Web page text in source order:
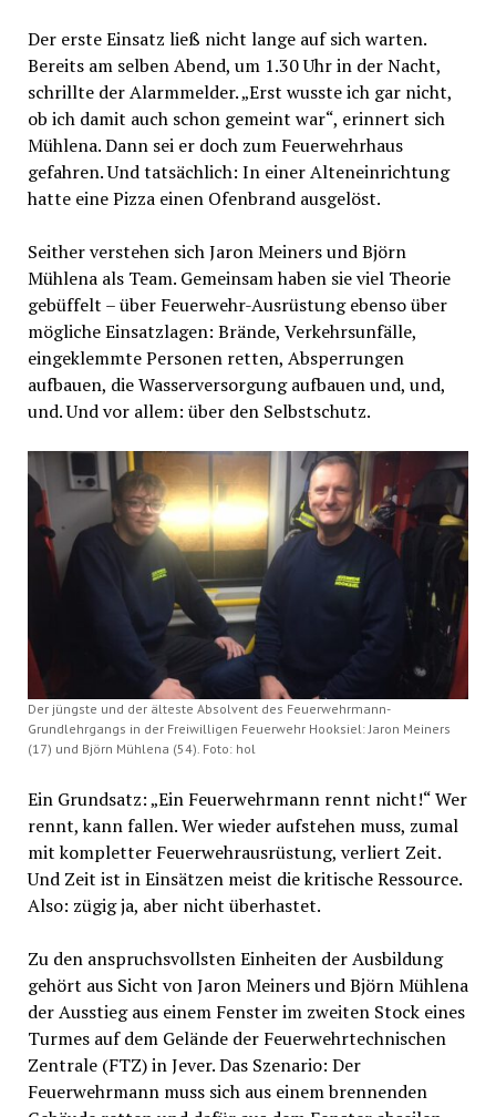
Der erste Einsatz ließ nicht lange auf sich warten.
Bereits am selben Abend, um 1.30 Uhr in der Nacht,
schrillte der Alarmmelder. „Erst wusste ich gar nicht,
ob ich damit auch schon gemeint war“, erinnert sich
Mühlena. Dann sei er doch zum Feuerwehrhaus
gefahren. Und tatsächlich: In einer Alteneinrichtung
hatte eine Pizza einen Ofenbrand ausgelöst.
Seither verstehen sich Jaron Meiners und Björn
Mühlena als Team. Gemeinsam haben sie viel Theorie
gebüffelt – über Feuerwehr-Ausrüstung ebenso über
mögliche Einsatzlagen: Brände, Verkehrsunfälle,
eingeklemmte Personen retten, Absperrungen
aufbauen, die Wasserversorgung aufbauen und, und,
und. Und vor allem: über den Selbstschutz.
Der jüngste und der älteste Absolvent des Feuerwehrmann-
Grundlehrgangs in der Freiwilligen Feuerwehr Hooksiel: Jaron Meiners
(17) und Björn Mühlena (54). Foto: hol
Ein Grundsatz: „Ein Feuerwehrmann rennt nicht!“ Wer
rennt, kann fallen. Wer wieder aufstehen muss, zumal
mit kompletter Feuerwehrausrüstung, verliert Zeit.
Und Zeit ist in Einsätzen meist die kritische Ressource.
Also: zügig ja, aber nicht überhastet.
Zu den anspruchsvollsten Einheiten der Ausbildung
gehört aus Sicht von Jaron Meiners und Björn Mühlena
der Ausstieg aus einem Fenster im zweiten Stock eines
Turmes auf dem Gelände der Feuerwehrtechnischen
Zentrale (FTZ) in Jever. Das Szenario: Der
Feuerwehrmann muss sich aus einem brennenden